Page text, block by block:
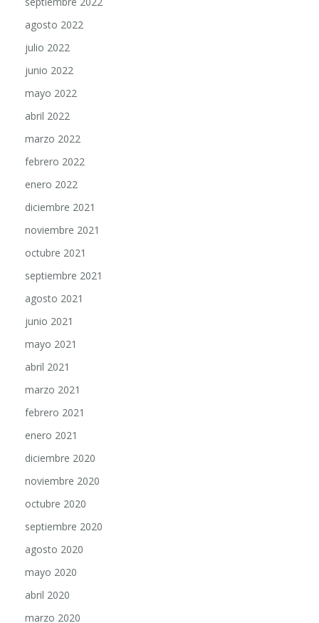
agosto 2022
julio 2022
junio 2022
mayo 2022
abril 2022
marzo 2022
febrero 2022
enero 2022
diciembre 2021
noviembre 2021
octubre 2021
septiembre 2021
agosto 2021
junio 2021
mayo 2021
abril 2021
marzo 2021
febrero 2021
enero 2021
diciembre 2020
noviembre 2020
octubre 2020
septiembre 2020
agosto 2020
mayo 2020
abril 2020
marzo 2020